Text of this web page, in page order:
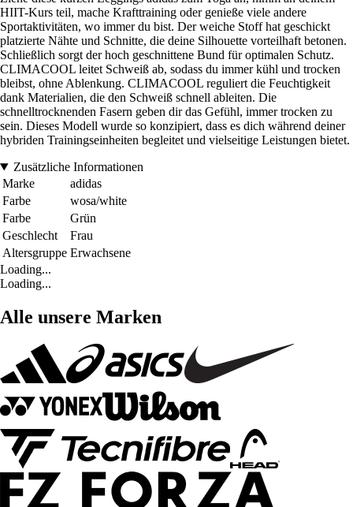
HIIT-Kurs teil, mache Krafttraining oder genieße viele andere
Sportaktivitäten, wo immer du bist. Der weiche Stoff hat geschickt
platzierte Nähte und Schnitte, die deine Silhouette vorteilhaft betonen.
Schließlich sorgt der hoch geschnittene Bund für optimalen Schutz.
CLIMACOOL leitet Schweiß ab, sodass du immer kühl und trocken
bleibst, ohne Ablenkung. CLIMACOOL reguliert die Feuchtigkeit
dank Materialien, die den Schweiß schnell ableiten. Die
schnelltrocknenden Fasern geben dir das Gefühl, immer trocken zu
sein. Dieses Modell wurde so konzipiert, dass es dich während deiner
hybriden Trainingseinheiten begleitet und vielseitige Leistungen bietet.
Zusätzliche Informationen
Marke
adidas
Farbe
wosa/white
Farbe
Grün
Geschlecht
Frau
Altersgruppe Erwachsene
Loading...
Loading...
Alle unsere Marken